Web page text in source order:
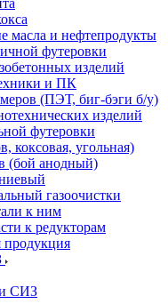
масла и нефтепродукты
футеровки
изделий
и ПК
(ПЭТ, биг-бэги б/у)
изделий
футеровки
коксовая, угольная)
(бой анодный)
газоочистки
к ним
к редукторам
продукция
СИЗ